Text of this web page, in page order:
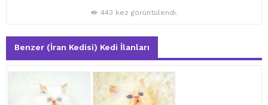
443 kez görüntülendi.
Benzer (İran Kedisi) Kedi İlanları